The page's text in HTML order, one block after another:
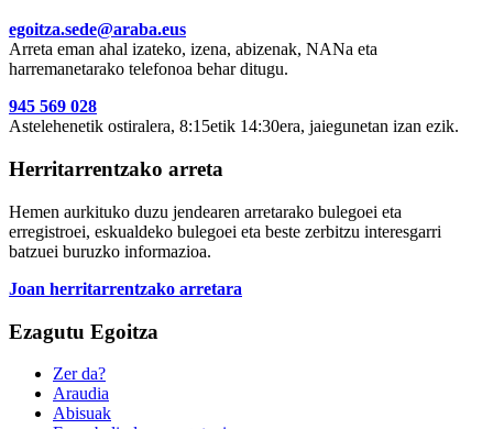
egoitza.sede@araba.eus
Arreta eman ahal izateko, izena, abizenak, NANa eta
harremanetarako telefonoa behar ditugu.
945 569 028
Astelehenetik ostiralera, 8:15etik 14:30era, jaiegunetan izan ezik.
Herritarrentzako arreta
Hemen aurkituko duzu jendearen arretarako bulegoei eta
erregistroei, eskualdeko bulegoei eta beste zerbitzu interesgarri
batzuei buruzko informazioa.
Joan herritarrentzako arretara
Ezagutu Egoitza
Zer da?
Araudia
Abisuak